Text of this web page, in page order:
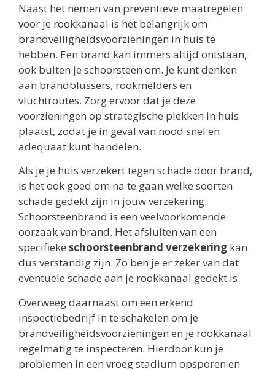
Naast het nemen van preventieve maatregelen
voor je rookkanaal is het belangrijk om
brandveiligheidsvoorzieningen in huis te
hebben. Een brand kan immers altijd ontstaan,
ook buiten je schoorsteen om. Je kunt denken
aan brandblussers, rookmelders en
vluchtroutes. Zorg ervoor dat je deze
voorzieningen op strategische plekken in huis
plaatst, zodat je in geval van nood snel en
adequaat kunt handelen.
Als je je huis verzekert tegen schade door brand,
is het ook goed om na te gaan welke soorten
schade gedekt zijn in jouw verzekering.
Schoorsteenbrand is een veelvoorkomende
oorzaak van brand. Het afsluiten van een
specifieke schoorsteenbrand verzekering kan
dus verstandig zijn. Zo ben je er zeker van dat
eventuele schade aan je rookkanaal gedekt is.
Overweeg daarnaast om een erkend
inspectiebedrijf in te schakelen om je
brandveiligheidsvoorzieningen en je rookkanaal
regelmatig te inspecteren. Hierdoor kun je
problemen in een vroeg stadium opsporen en